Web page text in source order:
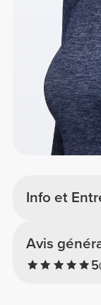
Info et
Avis
5